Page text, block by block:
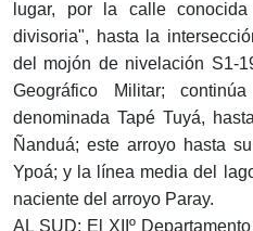
lugar, por la calle
divisoria", hasta la
del mojón de nivelación S1-
Geográfico Militar;
denominada Tapé Tuyá,
Ñanduá; este arroyo hasta
Ypoá; y la línea media del
naciente del arroyo Paray.
AL SUD: El XIIº